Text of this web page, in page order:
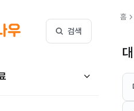
검색
홈 chevron_right